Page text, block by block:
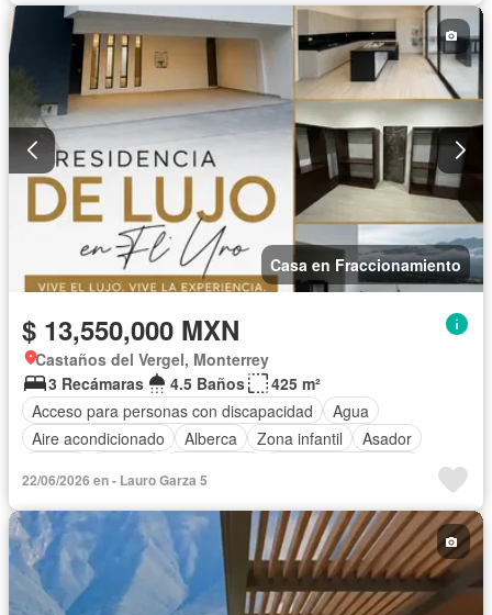
Electricidad
Estacionamiento Gas natural
Gimnasio
Internet
Jardín Seguridad
Wifi
Parcialmente amueblado
Casa en Fraccionamiento
$ 13,550,000 MXN
Castaños del Vergel, Monterrey
3 Recámaras
4.5 Baños
425 m²
Acceso para personas con discapacidad
Agua
Aire acondicionado
Alberca Zona infantil
Asador
Cocina equipada
Cocina integral
Cuarto de servicio
Electricidad
Estacionamiento
Gas natural
Internet Jardín
Recámara con closet
Seguridad
Televisión por cable
Terraza
Vista panorámica
Wifi Zonas verdes Sin amueblar
22/06/2026 en - Lauro Garza 5